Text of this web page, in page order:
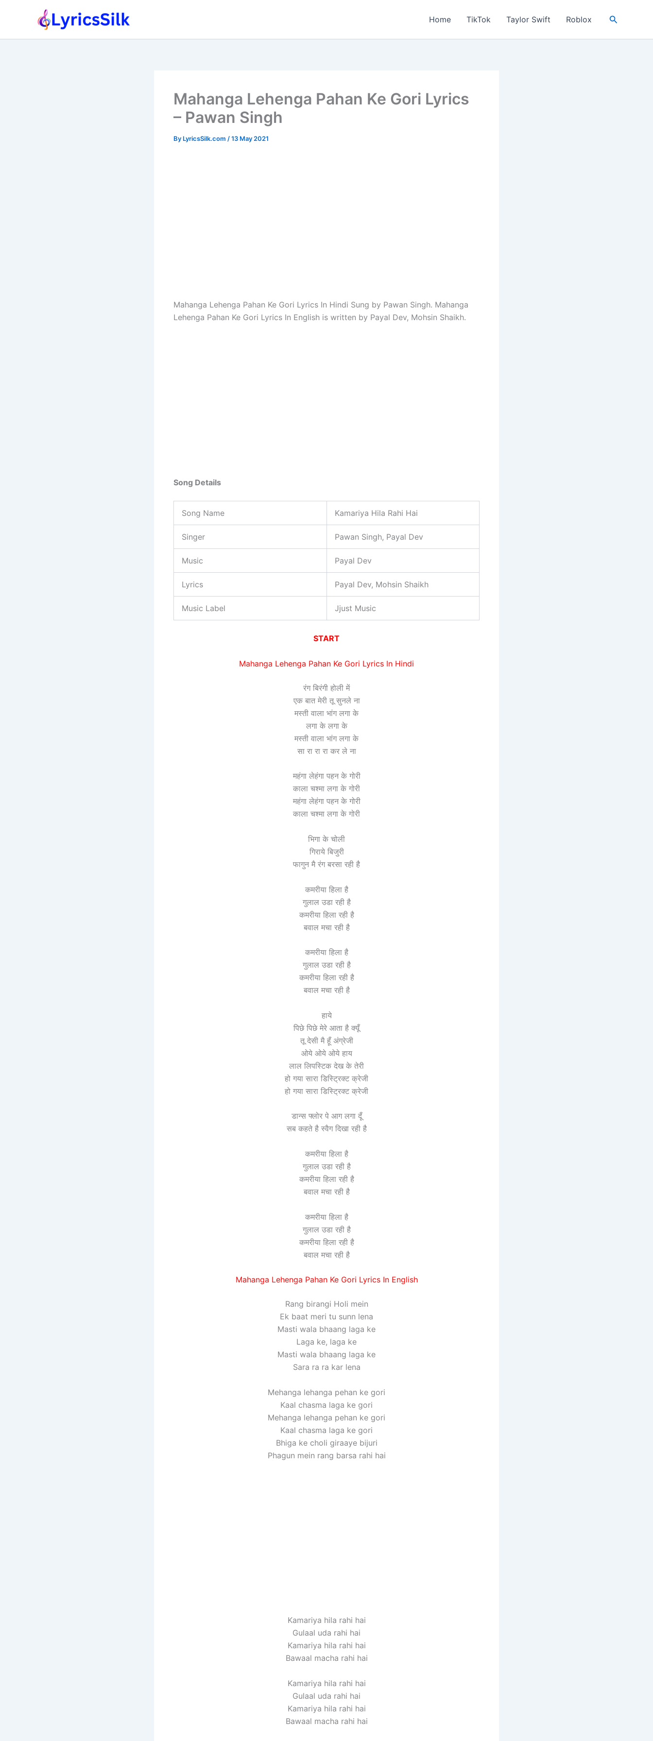
Home TikTok Taylor Swift Roblox Search
Mahanga Lehenga Pahan Ke Gori Lyrics
– Pawan Singh
By LyricsSilk.com /13 May 2021
Mahanga Lehenga Pahan Ke Gori Lyrics In Hindi Sung by Pawan Singh. Mahanga
Lehenga Pahan Ke Gori Lyrics In English is written by Payal Dev, Mohsin Shaikh.
Song Details
Song Name Kamariya Hila Rahi Hai
Singer Pawan Singh, Payal Dev
Music Payal Dev
Lyrics Payal Dev, Mohsin Shaikh
Music Label Jjust Music
START
Mahanga Lehenga Pahan Ke Gori Lyrics In Hindi
रंग बिरंगी होली में
एक बात मेरी तू सुनले ना
मस्ती वाला भांग लगा के
लगा के लगा के
मस्ती वाला भांग लगा के
सा रा रा रा कर ले ना
महंगा लेहंगा पहन के गोरी
काला चश्मा लगा के गोरी
महंगा लेहंगा पहन के गोरी
काला चश्मा लगा के गोरी
भिगा के चोली
गिराये बिजुरी
फागुन मै रंग बरसा रही है
कमरीया हिला है
गुलाल उडा रही है
कमरीया हिला रही है
बवाल मचा रही है
कमरीया हिला है
गुलाल उडा रही है
कमरीया हिला रही है
बवाल मचा रही है
हाये
पिछे पिछे मेरे आता है क्यूँ
तू देसी मै हूँ अंग्रेजी
ओये ओये ओये हाय
लाल लिपस्टिक देख के तेरी
हो गया सारा डिस्ट्रिक्ट क्रेजी
हो गया सारा डिस्ट्रिक्ट क्रेजी
डान्स फ्लोर पे आग लगा दूँ
सब कहते है स्वैग दिखा रही है
कमरीया हिला है
गुलाल उडा रही है
कमरीया हिला रही है
बवाल मचा रही है
कमरीया हिला है
गुलाल उडा रही है
कमरीया हिला रही है
बवाल मचा रही है
Mahanga Lehenga Pahan Ke Gori Lyrics In English
Rang birangi Holi mein
Ek baat meri tu sunn lena
Masti wala bhaang laga ke
Laga ke, laga ke
Masti wala bhaang laga ke
Sara ra ra kar lena
Mehanga lehanga pehan ke gori
Kaal chasma laga ke gori
Mehanga lehanga pehan ke gori
Kaal chasma laga ke gori
Bhiga ke choli giraaye bijuri
Phagun mein rang barsa rahi hai
Kamariya hila rahi hai
Gulaal uda rahi hai
Kamariya hila rahi hai
Bawaal macha rahi hai
Kamariya hila rahi hai
Gulaal uda rahi hai
Kamariya hila rahi hai
Bawaal macha rahi hai